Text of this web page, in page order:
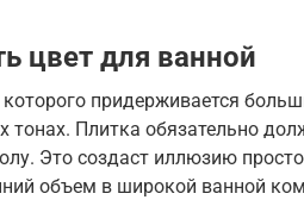
цвет для ванной
которого придерживается
тонах. Плитка обязательно
Это создаст иллюзию
объем в широкой ванной